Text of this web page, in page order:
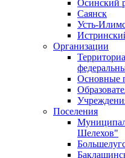
Осинский
Саянск
Усть-
Организации
Основные
Поселения
Шелехов"